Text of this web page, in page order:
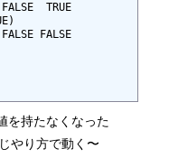
TRUE
FALSE
を持たなくなった
やり方で動く〜